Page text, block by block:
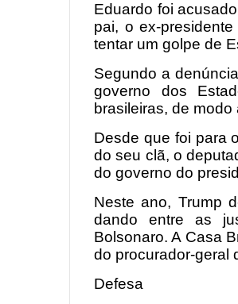
Eduardo foi
pai, o ex-
tentar um golpe de
Segundo a
governo dos
brasileiras, de
Desde que foi para
do seu clã, o
do governo do
Neste ano, Trump
dando entre as
Bolsonaro. A Casa
do procurador-geral
Defesa